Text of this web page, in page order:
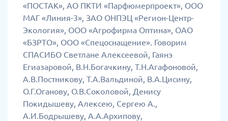
«ПОСТАК», АО ПКТИ «Парфюмерпроект», ООО
МАГ «Линия-3», ЗАО ОНПЭЦ «Регион-Центр-
Экология», ООО «Агрофирма Оптина», ОАО
«БЗРТО», ООО «Спецоснащение». Говорим
СПАСИБО Светлане Алексеевой, Гаянэ
Егиазаровой, В.Н.Богачкину, Т.Н.Агафоновой,
А.В.Постникову, Т.А.Вальдиной, В.А.Цисину,
О.Г.Оганову, О.В.Соколовой, Денису
Покидышеву, Алексею, Сергею А.,
А.И.Бодрышеву, А.А.Архипову,